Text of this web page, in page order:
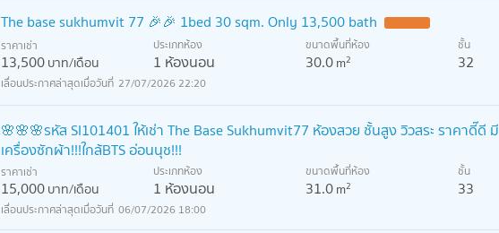
The base sukhumvit 77 🎉🎉 1bed 30 sqm. Only 13,500 bath
ราคาเช่า
13,500บาท/เดือน
ประเภทห้อง
1 ห้องนอน
ขนาดพื้นที่ห้อง
30.0m2
ชั้น
32
27/07/2026 22:20
🌸🌸🌸รหัส SI101401 ให้เช่า The Base Sukhumvit77 ห้องสวย ชั้นสูง วิวสระ ราคาดี๊ดี มี
เครื่องซักผ้า!!!ใกล้BTS อ่อนนุช!!!
ราคาเช่า
15,000บาท/เดือน
ประเภทห้อง
1 ห้องนอน
ขนาดพื้นที่ห้อง
31.0m2
ชั้น
33
06/07/2026 18:00